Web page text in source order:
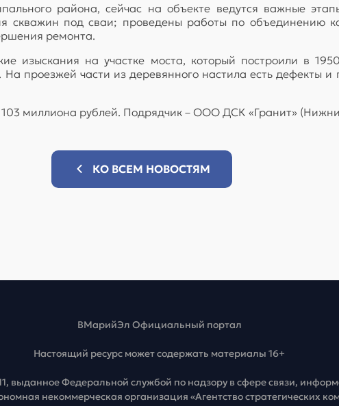
района, сейчас на объекте ведутся важные
скважин под сваи; проведены работы по объединению
ремонта.
изыскания на участке моста, который построили в
На проезжей части из деревянного настила есть дефекты
103 миллиона рублей. Подрядчик – ООО ДСК «Гранит»
КО ВСЕМ НОВОСТЯМ
ВМарийЭл Официальный портал
Настоящий ресурс может содержать материалы 16+
выданное Федеральной службой по надзору в сфере связи,
некоммерческая организация «Агентство стратегических